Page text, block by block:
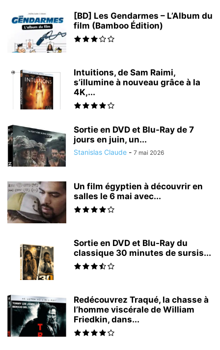
[BD] Les Gendarmes – L’Album du
film (Bamboo Édition)
Intuitions, de Sam Raimi,
s’illumine à nouveau grâce à la
4K,...
Sortie en DVD et Blu-Ray de 7
jours en juin, un...
Stanislas Claude - 7 mai 2026
Un film égyptien à découvrir en
salles le 6 mai avec...
Sortie en DVD et Blu-Ray du
classique 30 minutes de sursis...
Redécouvrez Traqué, la chasse à
l’homme viscérale de William
Friedkin, dans...